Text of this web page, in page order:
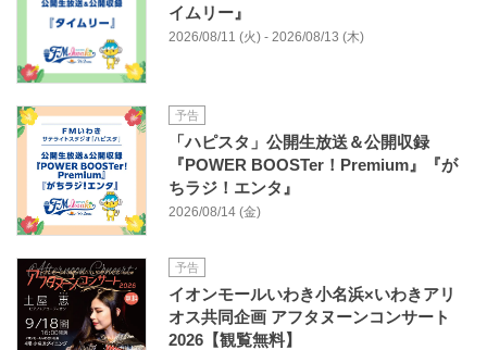
イムリー』
2026/08/11 (火) - 2026/08/13 (木)
予告
「ハピスタ」公開生放送＆公開収録
『POWER BOOSTer！Premium』『が
ちラジ！エンタ』
2026/08/14 (金)
予告
イオンモールいわき小名浜×いわきアリ
オス共同企画 アフタヌーンコンサート
2026【観覧無料】